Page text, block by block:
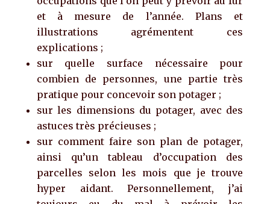
et à mesure de l’année. Plans et
illustrations agrémentent ces
explications ;
sur quelle surface nécessaire pour
combien de personnes, une partie très
pratique pour concevoir son potager ;
sur les dimensions du potager, avec des
astuces très précieuses ;
sur comment faire son plan de potager,
ainsi qu’un tableau d’occupation des
parcelles selon les mois que je trouve
hyper aidant. Personnellement, j’ai